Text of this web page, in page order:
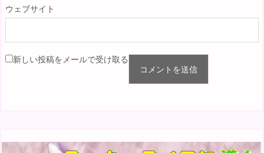
ウェブサイト
新しい投稿をメールで受け取る